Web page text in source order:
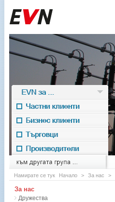
към другата група ...
EVN for
EVN за ...
Частни клиенти
Бизнес клиенти
Търговци
Производители
Намирате се тук Начало > За нас >
За нас
Дружества